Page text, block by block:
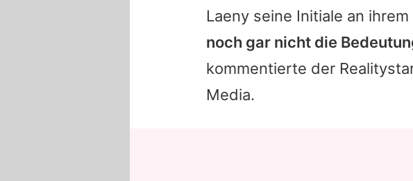
Laeny seine Initiale an
noch gar nicht die
kommentierte der
Media.